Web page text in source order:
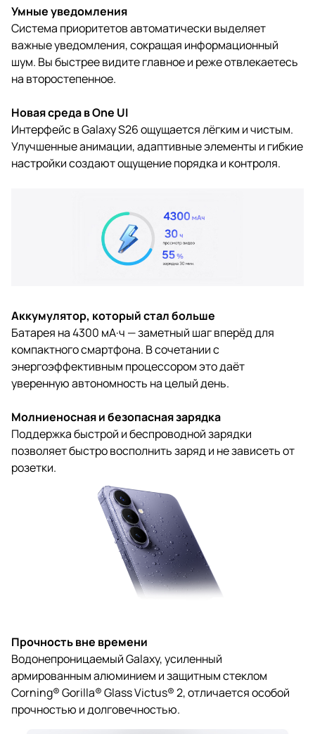
Умные уведомления
Система приоритетов автоматически выделяет
важные уведомления, сокращая информационный
шум. Вы быстрее видите главное и реже отвлекаетесь
на второстепенное.
Новая среда в One UI
Интерфейс в Galaxy S26 ощущается лёгким и чистым.
Улучшенные анимации, адаптивные элементы и гибкие
настройки создают ощущение порядка и контроля.
Аккумулятор, который стал больше
Батарея на 4300 мА·ч — заметный шаг вперёд для
компактного смартфона. В сочетании с
энергоэффективным процессором это даёт
уверенную автономность на целый день.
Молниеносная и безопасная зарядка
Поддержка быстрой и беспроводной зарядки
позволяет быстро восполнить заряд и не зависеть от
розетки.
Прочность вне времени
Водонепроницаемый Galaxy, усиленный
армированным алюминием и защитным стеклом
Corning® Gorilla® Glass Victus® 2, отличается особой
прочностью и долговечностью.